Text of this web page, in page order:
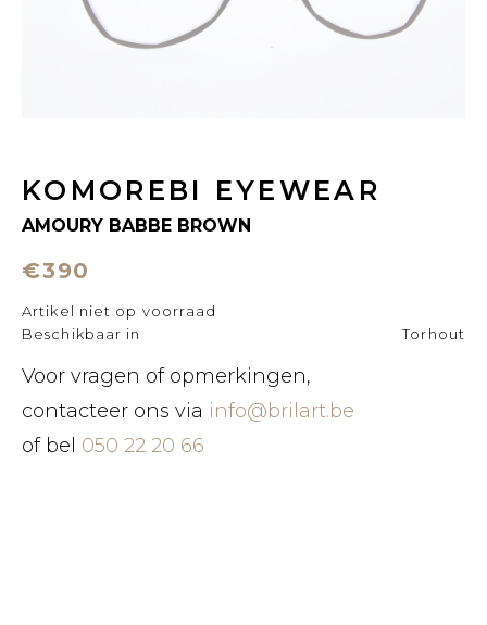
KOMOREBI EYEWEAR
AMOURY BABBE BROWN
€390
Artikel niet op voorraad
Beschikbaar in
Torhout
Voor vragen of opmerkingen,
contacteer ons via info@brilart.be
of bel 050 22 20 66